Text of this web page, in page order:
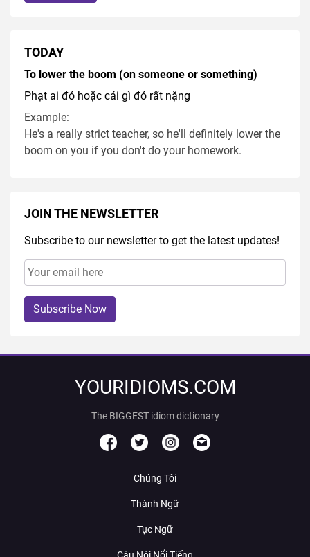
TODAY
To lower the boom (on someone or something)
Phạt ai đó hoặc cái gì đó rất nặng
Example:
He's a really strict teacher, so he'll definitely lower the
boom on you if you don't do your homework.
JOIN THE NEWSLETTER
Subscribe to our newsletter to get the latest updates!
Subscribe Now
YOURIDIOMS.COM
The BIGGEST idiom dictionary
Chúng Tôi
Thành Ngữ
Tục Ngữ